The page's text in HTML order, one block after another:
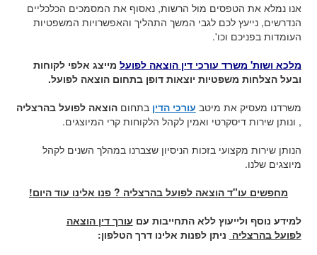
אנו נמלא את הטפסים מול הרשות, נאסוף את המסמכים הכלכליים
הנדרשים, נייעץ לכם לגבי המשך התהליך והאפשרויות המשפטיות
העומדות בפניכם וכו'.
מלכא ושות' משרד עורכי דין הוצאה לפועל מייצג אלפי לקוחות
ובעל הצלחות משפטיות יוצאות דופן בתחום הוצאה לפועל.
משרדנו מעסיק את מיטב עורכי הדין בתחום הוצאה לפועל בהרצליה
, ונותן שירות דיסקרטי ואמין לקהל הלקוחות קרי המיוצגים.
הנותן שירות מקצועי בזכות הניסיון שצברנו במהלך השנים לקהל
מיוצגים שלנו.
מחפשים עו"ד הוצאה לפועל בהרצליה ? פנו אלינו עוד היום!
למידע נוסף ולייעוץ ללא התחייבות עם עורך דין הוצאה
לפועל בהרצליה ניתן לפנות אלינו דרך הטלפון: